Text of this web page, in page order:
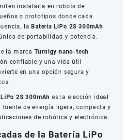
instalarla en robots de
o prototipos donde cada
laBatería LiPo 2S 300mAh
de portabilidad y potencia.
la marca Turnigy nano-tech
confiable y una vida útil
en una opción segura y
2S 300mAh es la elección ideal
de energía ligera, compacta y
de robótica y electrónica.
de la Batería LiPo